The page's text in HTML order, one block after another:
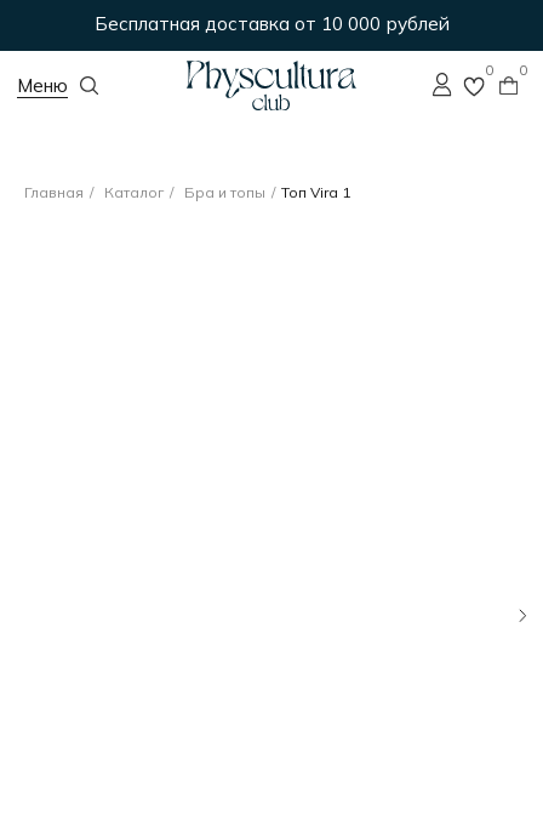
Бесплатная доставка от 10 000 рублей
0
0
Главная / Каталог / Бра и топы / Топ Vira 1